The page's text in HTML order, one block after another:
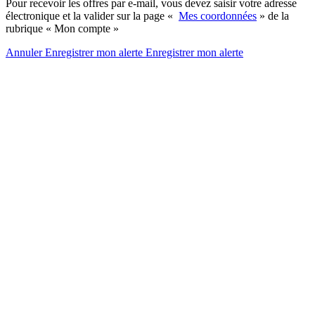
Pour recevoir les offres par e-mail, vous devez saisir votre adresse
électronique et la valider sur la page « Mes coordonnées » de la
rubrique « Mon compte »
AnnulerEnregistrer mon alerte Enregistrermon alerte